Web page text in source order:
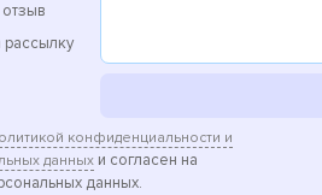
рассылку
конфиденциальности и
данных и согласен на
данных.